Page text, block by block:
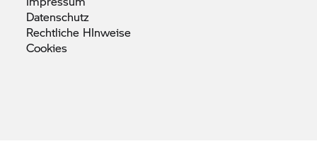
Datenschutz
Rechtliche HInweise
Cookies